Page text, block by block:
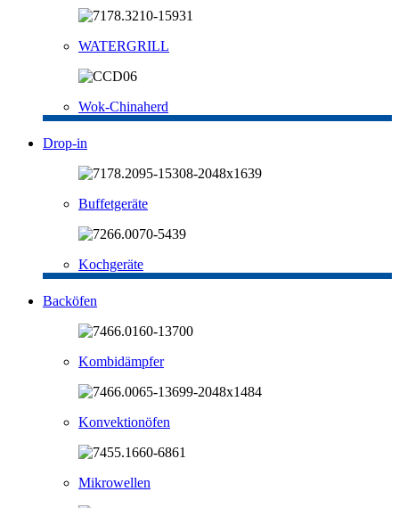
WATERGRILL
Wok-Chinaherd
Drop-in
Buffetgeräte
Kochgeräte
Backöfen
Kombidämpfer
Konvektionöfen
Mikrowellen